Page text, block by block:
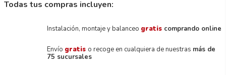
Todas tus compras incluyen:
Instalación, montaje y balanceo gratis comprando online
Envío gratis o recoge en cualquiera de nuestras más de
75 sucursales